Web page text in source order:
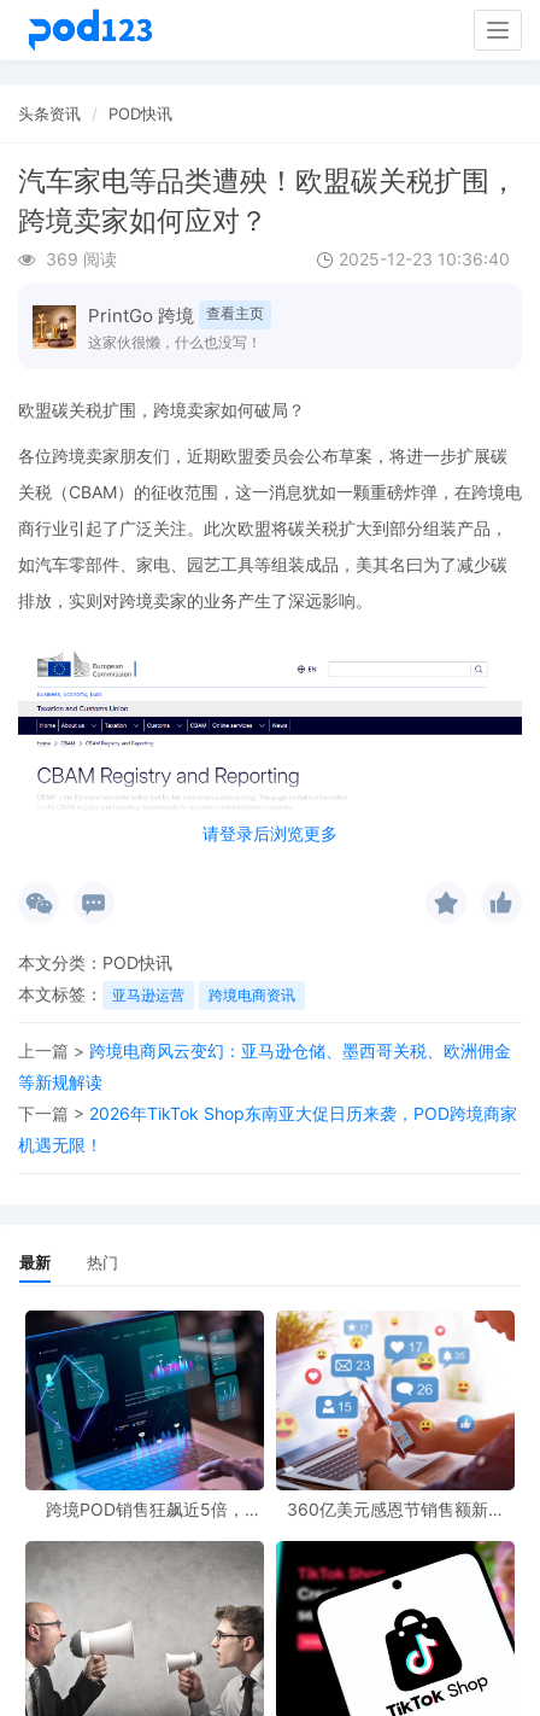
头条资讯 POD快讯
汽车家电等品类遭殃！欧盟碳关税扩围，
跨境卖家如何应对？
369 阅读 2025-12-23 10:36:40
PrintGo 跨境
查看主页
这家伙很懒，什么也没写！
请登录后浏览更多
欧盟碳关税扩围，跨境卖家如何破局？
各位跨境卖家朋友们，近期欧盟委员会公布草案，将进一步扩展碳
关税（CBAM）的征收范围，这一消息犹如一颗重磅炸弹，在跨境电
商行业引起了广泛关注。此次欧盟将碳关税扩大到部分组装产品，
如汽车零部件、家电、园艺工具等组装成品，美其名曰为了减少碳
排放，实则对跨境卖家的业务产生了深远影响。
止“碳泄漏”而设立的关税壁垒。其核心逻辑是，进口到欧盟的产品，
书”来抵消，否则无法清关。此前，许多非欧盟企业将高碳原材料出
口到第三国，组装成成品后再卖到欧盟，从而规避了碳关税。而本
次草案的核心就是堵上这个“下游组装”的漏洞，保护欧盟本土产业竞
争力。
此次碳关税扩围，涉及多个品类，卖家们需重点关注：
1. **汽车及部件**：草案特别针对铝合金/钢材重量占比超过50%的
汽车相关产品。无论是零件，还是车身框架、发动机部件等汽配产
2. **家用电器**：钢/铝外壳及部件重量占比超过30%的产品受影
响，如洗衣机、冰箱等。产品的“绿色”程度将直接影响其价格竞争
力。
3. **厨房电器**：同样是钢/铝外壳及部件重量占比超过30%的产
本文分类： POD快讯
本文标签：
亚马逊运营 跨境电商资讯
上一篇 > 跨境电商风云变幻：亚马逊仓储、墨西哥关税、欧洲佣金
等新规解读
下一篇 > 2026年TikTok Shop东南亚大促日历来袭，POD跨境商家
机遇无限！
最新 热门
跨境POD销售狂飙近5倍，
360亿美元感恩节销售额新纪
新风潮！